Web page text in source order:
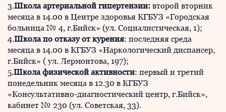
3.Школа артериальной гипертензии: второй вторник
месяца в 14.00 в Центре здоровья КГБУЗ «Городская
больница № 4, г.Бийск» (ул. Социалистическая, 1);
4.Школа по отказу от курения: последняя среда
месяца в 14.00 в КГБУЗ «Наркологический диспансер,
г.Бийск» ( ул. Лермонтова, 197);
5.Школа физической активности: первый и третий
понедельник месяца в 12.30 в КГБУЗ
«Консультативно-диагностический центр, г.Бийск»,
кабинет № 230 (ул. Советская, 33).